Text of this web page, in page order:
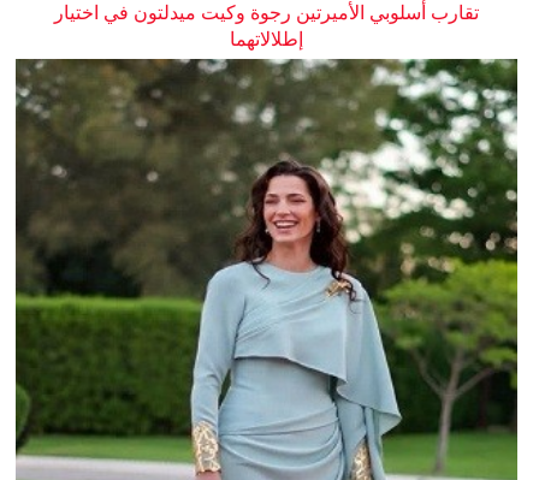
تقارب أسلوبي الأميرتين رجوة وكيت ميدلتون في اختيار
إطلالاتهما